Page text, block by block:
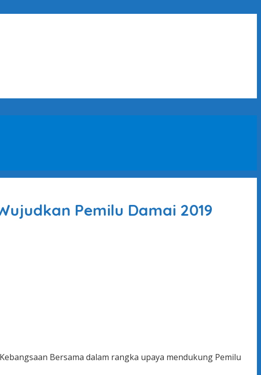
Pemilu Damai 2019
Bersama dalam rangka upaya mendukung Pemilu